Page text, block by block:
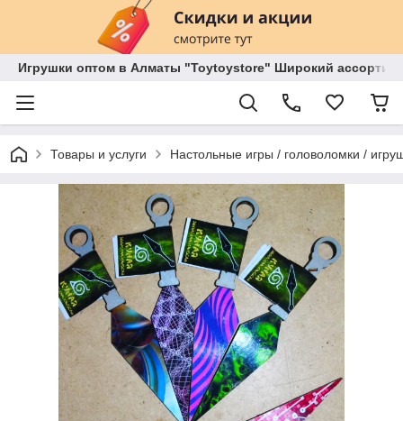
Игрушки оптом в Алматы "Toytoystore" Широкий
Товары и услуги Настольные игры / головоломки /